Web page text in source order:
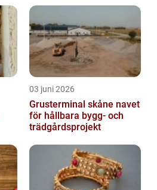
03 juni 2026
Grusterminal skåne navet
för hållbara bygg- och
trädgårdsprojekt